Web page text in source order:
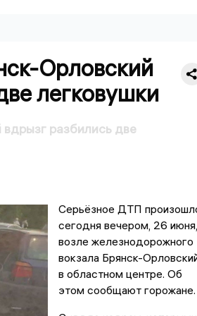
Орловский
легковушки
разбились две
Серьёзное ДТП
сегодня вечером, 26 июня,
возле железнодорожного
вокзала Брянск-
в областном центре. Об
этом сообщают горожане.